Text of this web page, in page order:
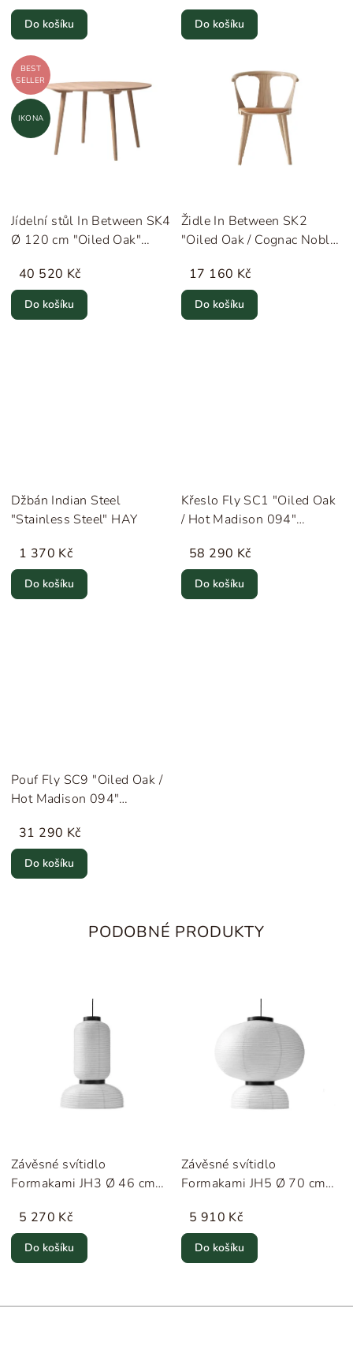
Do košíku Do košíku
BEST
SELLER
IKONA
Jídelní stůl In Between SK4
Ø 120 cm "Oiled Oak"
40 520 Kč
Do košíku
Židle In Between SK2
"Oiled Oak / Cognac Noble
17 160 Kč
Do košíku
Džbán Indian Steel
"Stainless Steel" HAY
1 370 Kč
Do košíku
Křeslo Fly SC1 "Oiled Oak
/ Hot Madison 094"
58 290 Kč
Do košíku
Pouf Fly SC9 "Oiled Oak /
Hot Madison 094"
31 290 Kč
Do košíku
PODOBNÉ PRODUKTY
Závěsné svítidlo
Formakami JH3 Ø 46 cm
5 270 Kč
Do košíku
Závěsné svítidlo
Formakami JH5 Ø 70 cm
5 910 Kč
Do košíku